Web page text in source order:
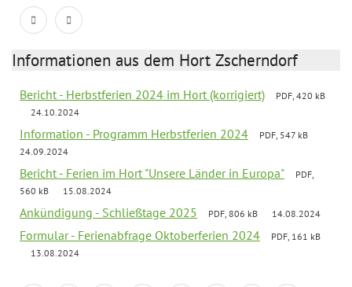
Informationen aus dem Hort Zscherndorf
Bericht - Herbstferien 2024 im Hort (korrigiert)
PDF, 420 kB
24.10.2024
Information - Programm Herbstferien 2024
PDF, 547 kB
24.09.2024
Bericht - Ferien im Hort "Unsere Länder in Europa"
PDF,
560 kB
15.08.2024
Ankündigung - Schließtage 2025 PDF, 806 kB 14.08.2024
Formular - Ferienabfrage Oktoberferien 2024
PDF, 161 kB
13.08.2024